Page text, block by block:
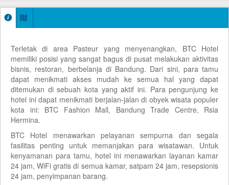
Terletak di area Pasteur yang menyenangkan, BTC Hotel
memiliki posisi yang sangat bagus di pusat melakukan aktivitas
bisnis, restoran, berbelanja di Bandung. Dari sini, para tamu
dapat menikmati akses mudah ke semua hal yang dapat
ditemukan di sebuah kota yang aktif ini. Para pengunjung ke
hotel ini dapat menikmati berjalan-jalan di obyek wisata populer
kota ini: BTC Fashion Mall, Bandung Trade Centre, Rsia
Hermina.
BTC Hotel menawarkan pelayanan sempurna dan segala
fasilitas penting untuk memanjakan para wisatawan. Untuk
kenyamanan para tamu, hotel ini menawarkan layanan kamar
24 jam, WiFi gratis di semua kamar, satpam 24 jam, resepsionis
24 jam, penyimpanan barang.